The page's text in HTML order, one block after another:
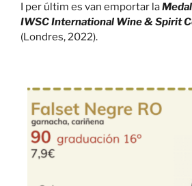
I per últim es van emportar la
IWSC International Wine & Spirit
(Londres, 2022).